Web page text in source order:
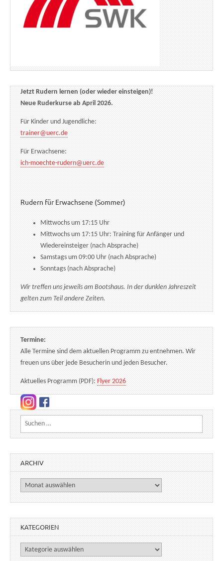
Jetzt Rudern lernen (oder wieder einsteigen)!
Neue Ruderkurse ab April 2026.
Für Kinder und Jugendliche:
trainer@uerc.de
Für Erwachsene:
ich-moechte-rudern@uerc.de
Rudern für Erwachsene (Sommer)
Mittwochs um 17:15 Uhr
Mittwochs um 17:15 Uhr: Training für Anfänger und
Wiedereinsteiger (nach Absprache)
Samstags um 09:00 Uhr (nach Absprache)
Sonntags (nach Absprache)
Wir treffen uns jeweils am Bootshaus. In der dunklen Jahreszeit
gelten zum Teil andere Zeiten.
Termine:
Alle Termine sind dem aktuellen Programm zu entnehmen. Wir
freuen uns über jede Besucherin und jeden Besucher.
Aktuelles Programm (PDF): Flyer 2026
Suchen nach:
ARCHIV
Archiv
KATEGORIEN
Kategorien